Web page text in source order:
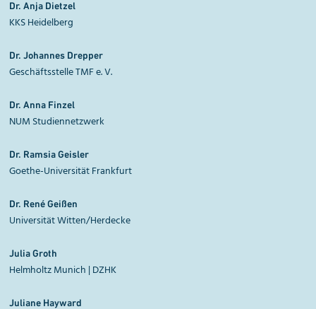
Dr. Anja Dietzel
KKS Heidelberg
Dr. Johannes Drepper
Geschäftsstelle TMF e. V.
Dr. Anna Finzel
NUM Studiennetzwerk
Dr. RamsiaGeisler
Goethe-Universität Frankfurt
Dr. RenéGeißen
Universität Witten/Herdecke
JuliaGroth
Helmholtz Munich | DZHK
Juliane Hayward